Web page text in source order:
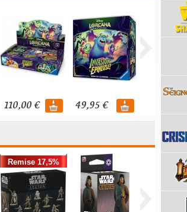
110,00 € 49,95 €
Remise 17,5%